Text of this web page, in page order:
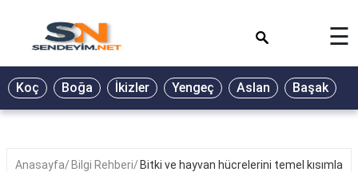
BİYOGRAFİ
GALERİ
☰
Koç Boğa İkizler Yengeç Aslan Başak
Anasayfa Bilgi Rehberi Bitki ve hayvan hücrelerini temel kısımları